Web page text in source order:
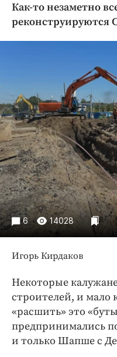
Образование
Общество
Погода
Праздники
Происшествия
Спорт
Экономика и
ПРОЕКТЫ
Блоги
Издания
Медиаперсона
Клиника года
Бренд года
Работодатель
Как-то незаметно
реконструируются
6 14028
Игорь Кирдаков
Некоторые
строителей, и мало
«расшить» это
предпринимались
и только Шапше с